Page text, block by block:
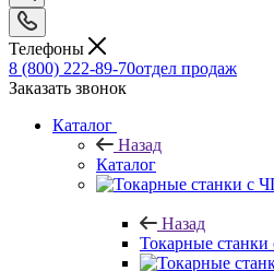
Телефоны
8 (800) 222-89-70отдел продаж
Заказать звонок
Каталог
Назад
Каталог
Назад
Токарные